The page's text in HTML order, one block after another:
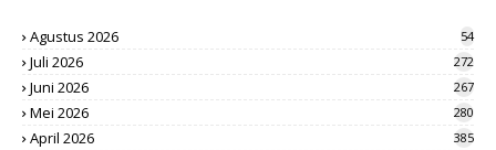
Agustus 2026 54
Juli 2026 272
Juni 2026 267
Mei 2026 280
April 2026 385